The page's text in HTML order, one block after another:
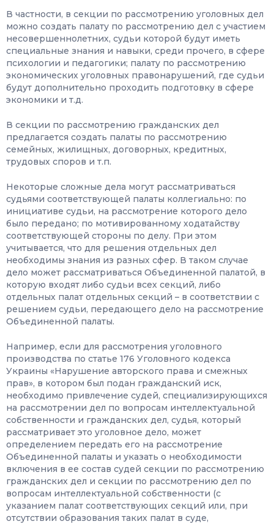
В частности, в секции по рассмотрению уголовных дел
можно создать палату по рассмотрению дел с участием
несовершеннолетних, судьи которой будут иметь
специальные знания и навыки, среди прочего, в сфере
психологии и педагогики; палату по рассмотрению
экономических уголовных правонарушений, где судьи
будут дополнительно проходить подготовку в сфере
экономики и т.д.
В секции по рассмотрению гражданских дел
предлагается создать палаты по рассмотрению
семейных, жилищных, договорных, кредитных,
трудовых споров и т.п.
Некоторые сложные дела могут рассматриваться
судьями соответствующей палаты коллегиально: по
инициативе судьи, на рассмотрение которого дело
было передано; по мотивированному ходатайству
соответствующей стороны по делу. При этом
учитывается, что для решения отдельных дел
необходимы знания из разных сфер. В таком случае
дело может рассматриваться Объединенной палатой, в
которую входят либо судьи всех секций, либо
отдельных палат отдельных секций – в соответствии с
решением судьи, передающего дело на рассмотрение
Объединенной палаты.
Например, если для рассмотрения уголовного
производства по статье 176 Уголовного кодекса
Украины «Нарушение авторского права и смежных
прав», в котором был подан гражданский иск,
необходимо привлечение судей, специализирующихся
на рассмотрении дел по вопросам интеллектуальной
собственности и гражданских дел, судья, который
рассматривает это уголовное дело, может
определением передать его на рассмотрение
Объединенной палаты и указать о необходимости
включения в ее состав судей секции по рассмотрению
гражданских дел и секции по рассмотрению дел по
вопросам интеллектуальной собственности (с
указанием палат соответствующих секций или, при
отсутствии образования таких палат в суде,